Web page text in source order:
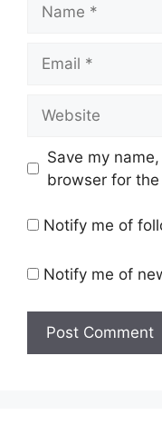
Save my
browser for
Notify me of
Notify me of